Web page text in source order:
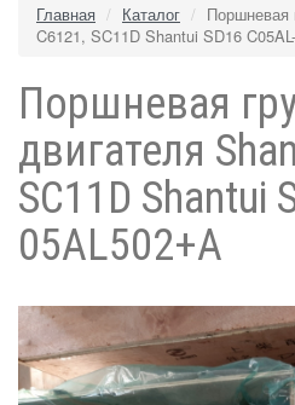
Главная Каталог
Поршневая
C6121, SC11D Shantui SD16
Поршневая
двигателя
SC11D Shantui
05AL502+A